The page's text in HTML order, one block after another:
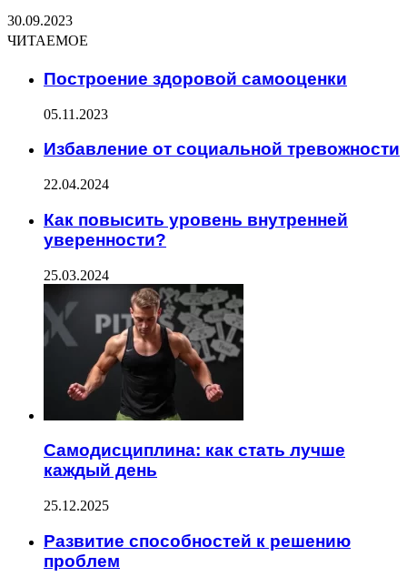
30.09.2023
ЧИТАЕМОЕ
Построение здоровой самооценки
05.11.2023
Избавление от социальной тревожности
22.04.2024
Как повысить уровень внутренней
уверенности?
25.03.2024
Самодисциплина: как стать лучше
каждый день
25.12.2025
Развитие способностей к решению
проблем